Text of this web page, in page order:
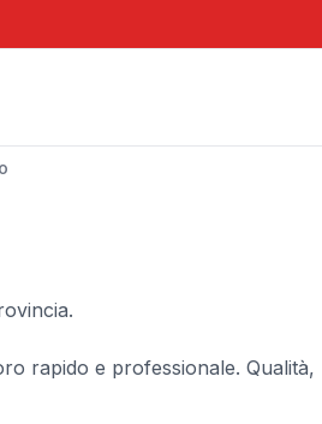
rapido e professionale. Qualità,